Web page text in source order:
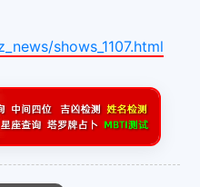
shows_1107.html